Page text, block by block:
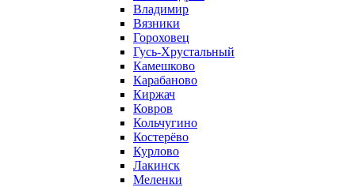
Владимир
Вязники
Гороховец
Гусь-Хрустальный
Камешково
Карабаново
Киржач
Ковров
Кольчугино
Костерёво
Курлово
Лакинск
Меленки